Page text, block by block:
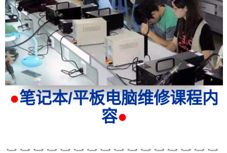
●笔记本/平板电脑维修课程内
容●